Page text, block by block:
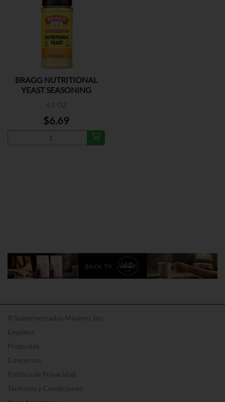
BRAGG NUTRITIONAL
YEAST SEASONING
4.5 OZ
$6.69
© Supermercados Máximo, Inc.
Empleos
Preguntas
Concursos
Política de Privacidad
Términos y Condiciones